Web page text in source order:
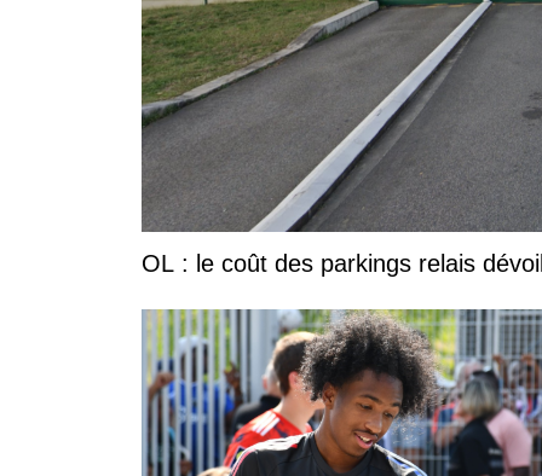
OL : le coût des parkings relais